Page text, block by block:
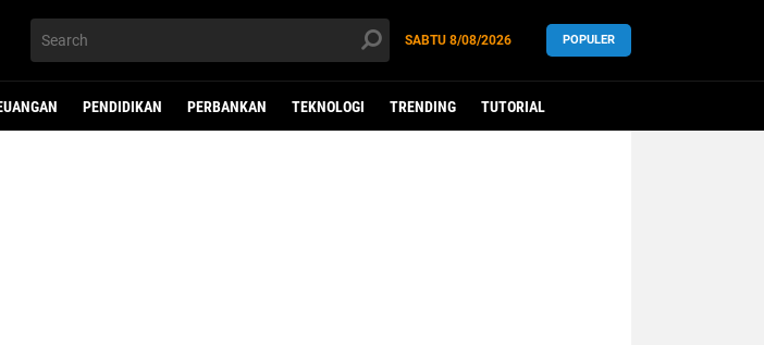
SABTU 8/08/2026 POPULER
PENDIDIKAN PERBANKAN TEKNOLOGI TRENDING TUTORIAL